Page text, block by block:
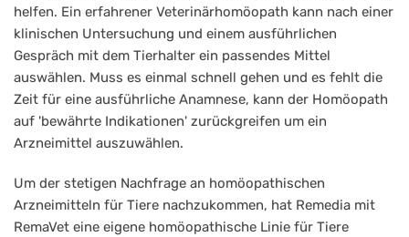
helfen. Ein erfahrener Veterinärhomöopath kann nach einer
klinischen Untersuchung und einem ausführlichen
Gespräch mit dem Tierhalter ein passendes Mittel
auswählen. Muss es einmal schnell gehen und es fehlt die
Zeit für eine ausführliche Anamnese, kann der Homöopath
auf 'bewährte Indikationen' zurückgreifen um ein
Arzneimittel auszuwählen.
Um der stetigen Nachfrage an homöopathischen
Arzneimitteln für Tiere nachzukommen, hat Remedia mit
RemaVet eine eigene homöopathische Linie für Tiere